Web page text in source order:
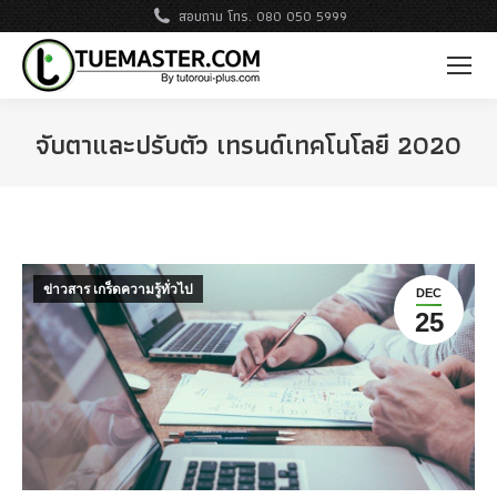
สอบถาม โทร. 080 050 5999
จับตาและปรับตัว เทรนด์เทคโนโลยี 2020
DEC
25
ข่าวสาร เกร็ดความรู้ทั่วไป